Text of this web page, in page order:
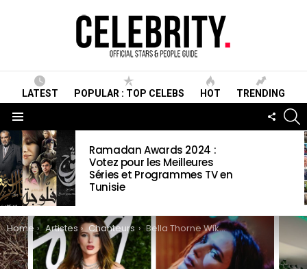
LATEST POPULAR : TOP CELEBS HOT TRENDING
LATEST
STORIES
Ramadan Awards 2024 :
Votez pour les Meilleures
Séries et Programmes TV en
Tunisie
You are here:
Home Artistes Chanteurs Bella Thorne Wiki, Biographie, Age, Taille, Mariage, Famille & Informations